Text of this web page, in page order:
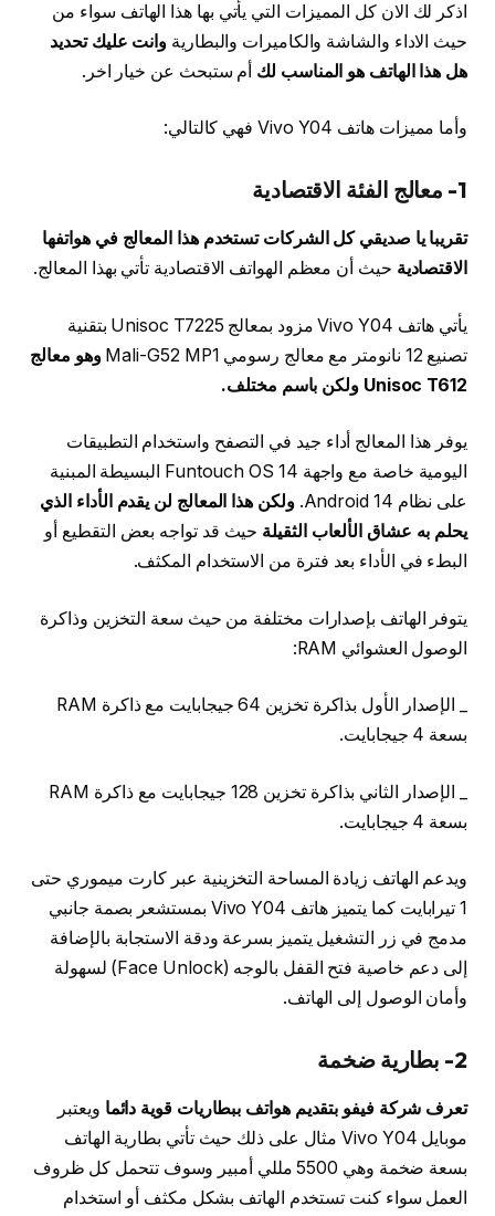
اذكر لك الان كل المميزات التي يأتي بها هذا الهاتف سواء من
حيث الاداء والشاشة والكاميرات والبطارية وانت عليك تحديد
هل هذا الهاتف هو المناسب لك أم ستبحث عن خيار اخر.
وأما مميزات هاتف Vivo Y04 فهي كالتالي:
1- معالج الفئة الاقتصادية
تقريبا يا صديقي كل الشركات تستخدم هذا المعالج في هواتفها
الاقتصادية حيث أن معظم الهواتف الاقتصادية تأتي بهذا المعالج.
يأتي هاتف Vivo Y04 مزود بمعالج Unisoc T7225 بتقنية
تصنيع 12 نانومتر مع معالج رسومي Mali-G52 MP1
وهو معالج
Unisoc T612 ولكن باسم مختلف.
يوفر هذا المعالج أداء جيد في التصفح واستخدام التطبيقات
اليومية خاصة مع واجهة Funtouch OS 14 البسيطة المبنية
على نظام Android 14.
ولكن هذا المعالج لن يقدم الأداء الذي
يحلم به عشاق الألعاب الثقيلة حيث قد تواجه بعض التقطيع أو
البطء في الأداء بعد فترة من الاستخدام المكثف.
يتوفر الهاتف بإصدارات مختلفة من حيث سعة التخزين وذاكرة
الوصول العشوائي RAM:
_ الإصدار الأول بذاكرة تخزين 64 جيجابايت مع ذاكرة RAM
بسعة 4 جيجابايت.
_ الإصدار الثاني بذاكرة تخزين 128 جيجابايت مع ذاكرة RAM
بسعة 4 جيجابايت.
ويدعم الهاتف زيادة المساحة التخزينية عبر كارت ميموري حتى
1 تيرابايت كما يتميز هاتف Vivo Y04 بمستشعر بصمة جانبي
مدمج في زر التشغيل يتميز بسرعة ودقة الاستجابة بالإضافة
إلى دعم خاصية فتح القفل بالوجه (Face Unlock) لسهولة
وأمان الوصول إلى الهاتف.
2- بطارية ضخمة
تعرف شركة فيفو بتقديم هواتف ببطاريات قوية دائما ويعتبر
موبايل Vivo Y04 مثال على ذلك حيث تأتي بطارية الهاتف
بسعة ضخمة وهي 5500 مللي أمبير وسوف تتحمل كل ظروف
العمل سواء كنت تستخدم الهاتف بشكل مكثف أو استخدام